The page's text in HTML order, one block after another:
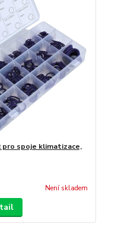
pro spoje klimatizace,
Není skladem